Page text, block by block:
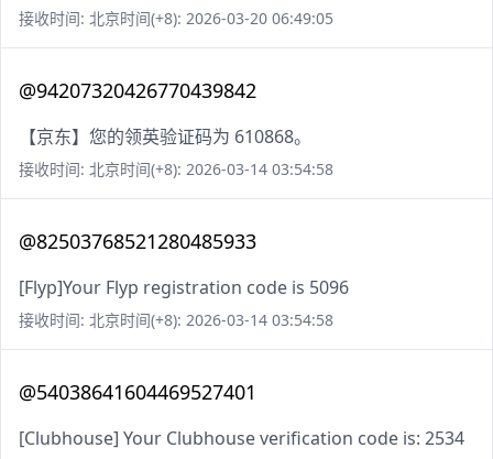
接收时间: 北京时间(+8): 2026-03-20 06:49:05
@94207320426770439842
【京东】您的领英验证码为 610868。
接收时间: 北京时间(+8): 2026-03-14 03:54:58
@82503768521280485933
[Flyp]Your Flyp registration code is 5096
接收时间: 北京时间(+8): 2026-03-14 03:54:58
@54038641604469527401
[Clubhouse] Your Clubhouse verification code is: 2534